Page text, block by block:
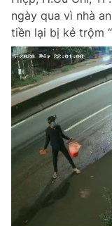
ngày qua vì nhà
tiền lại bị kẻ trộm